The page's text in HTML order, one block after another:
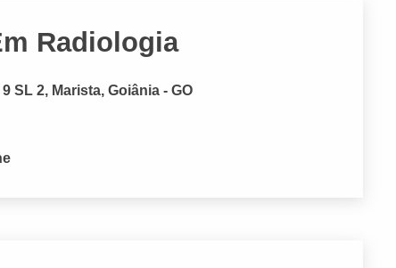
Radiologia
SL 2, Marista, Goiânia - GO